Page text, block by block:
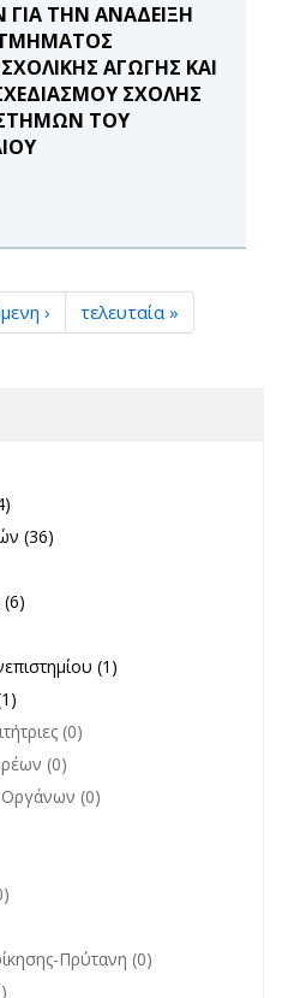
ΤΗΝ ΑΝΑΔΕΙΞΗ
ΑΓΩΓΗΣ ΚΑΙ
ΣΧΟΛΗΣ
ΤΟΥ
› τελευταία »
filter
filter
(36)
filter
Πανεπιστημίου filter
(1)
filter
(0)
(0)
(0)
Πρύτανη (0)